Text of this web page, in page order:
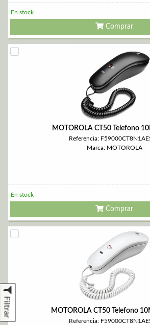
Filtrar
En stock
Comprar
MOTOROLA CT50 Telefono
Referencia:
Marca: MOTOROLA
En stock
Comprar
MOTOROLA CT50 Telefono
Referencia: